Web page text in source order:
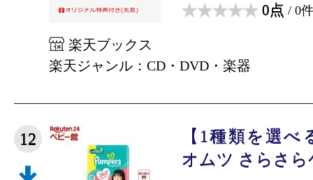
0点 / 0件
楽天ブックス
楽天ジャンル：CD・DVD・楽器
12
【1種類を選
オムツ さらさら